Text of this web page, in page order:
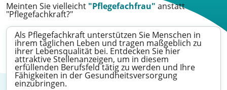
Meinten Sie vielleicht "Pflegefachfrau" anstatt
"Pflegefachkraft?"
Als Pflegefachkraft unterstützen Sie Menschen in
ihrem täglichen Leben und tragen maßgeblich zu
ihrer Lebensqualität bei. Entdecken Sie hier
attraktive Stellenanzeigen, um in diesem
erfüllenden Berufsfeld tätig zu werden und Ihre
Fähigkeiten in der Gesundheitsversorgung
einzubringen.